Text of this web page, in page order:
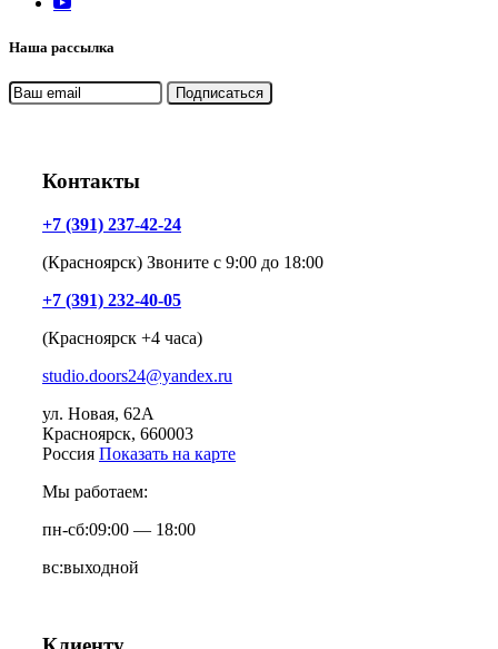
Наша рассылка
Контакты
+7 (391) 237-42-24
(Красноярск) Звоните с 9:00 до 18:00
+7 (391) 232-40-05
(Красноярск +4 часа)
studio.doors24@yandex.ru
ул. Новая, 62А
Красноярск, 660003
Россия Показать на карте
Мы работаем:
пн-сб:09:00 — 18:00
вс:выходной